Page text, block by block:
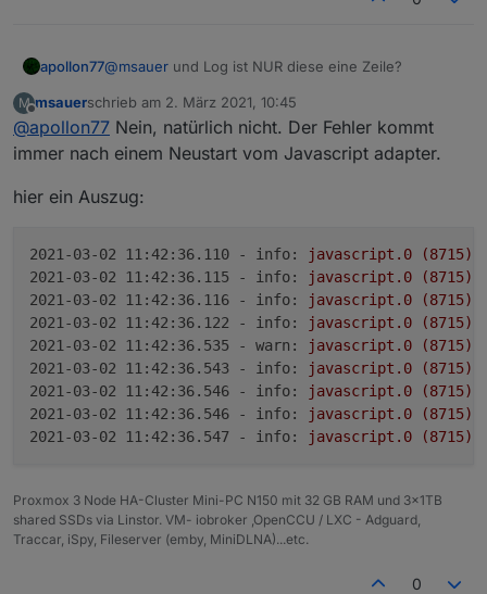
apollon77@msauer und Log ist NUR diese eine Zeile?
M
Offline
msauerschrieb am 2. März 2021, 10:45
zuletzt editiert von
@apollon77 Nein, natürlich nicht. Der Fehler kommt
immer nach einem Neustart vom Javascript adapter.
hier ein Auszug:
2021-03-02 11:42:36.110 - info: javascript.0 (8715)
2021-03-02 11:42:36.115 - info:
javascript.0 (8715)
2021-03-02 11:42:36.116 - info:
javascript.0 (8715)
2021-03-02 11:42:36.122 - info:
javascript.0 (8715)
2021-03-02 11:42:36.535 - warn:
javascript.0 (8715)
2021-03-02 11:42:36.543 - info:
javascript.0 (8715)
2021-03-02 11:42:36.546 - info:
javascript.0 (8715)
2021-03-02 11:42:36.546 - info:
javascript.0 (8715)
2021-03-02 11:42:36.547 - info:
javascript.0 (8715)
Proxmox 3 Node HA-Cluster Mini-PC N150 mit 32 GB RAM und 3x1TB
shared SSDs via Linstor. VM- iobroker ,OpenCCU / LXC - Adguard,
Traccar, iSpy, Fileserver (emby, MiniDLNA)...etc.
0